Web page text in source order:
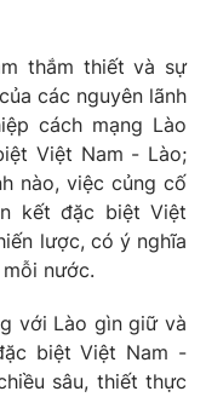
sản
Việt
bằng AI
thắm thiết và sự
các nguyên lãnh
cách mạng Lào
Việt Nam - Lào;
nào, việc củng cố
kết đặc biệt Việt
lược, có ý nghĩa
nước.
với Lào gìn giữ và
biệt Việt Nam -
sâu, thiết thực